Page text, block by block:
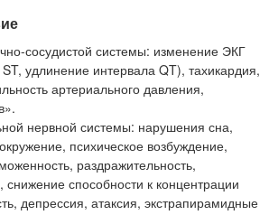
сосудистой системы: изменение ЭКГ
удлинение интервала QT), тахикардия,
артериального давления,
нервной системы: нарушения сна,
психическое возбуждение,
раздражительность,
снижение способности к концентрации
депрессия, атаксия, экстрапирамидные